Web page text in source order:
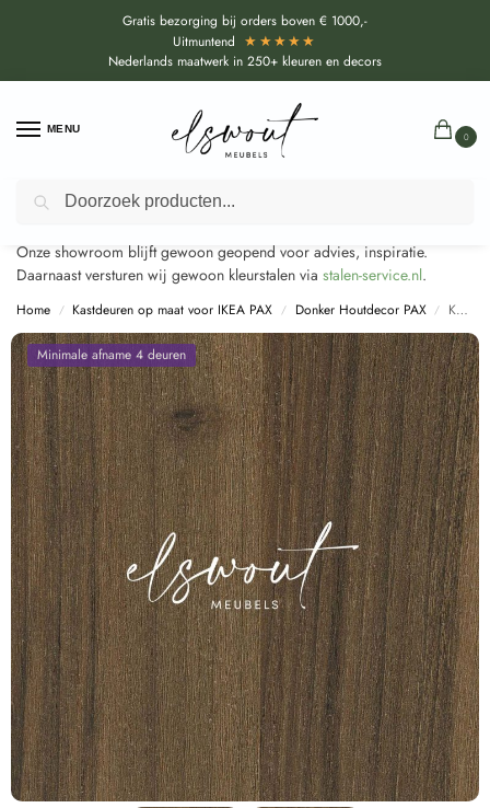
Gratis bezorging bij orders boven € 1000,-
Uitmuntend ★★★★★
Nederlands maatwerk in 250+ kleuren en decors
MENU
0
Door de bouwvakperiode geldt voor alle collecties momenteel een
EXTRA levertijd van circa 3-4 weken bovenop de reguliere levertijd.
Onze showroom blijft gewoon geopend voor advies, inspiratie.
Daarnaast versturen wij gewoon kleurstalen via stalen-service.nl.
Home / Kastdeuren op maat voor IKEA PAX / Donker Houtdecor PAX / Kastdeuren op maat Altamira Walnoot Donker (R30013 NW) voor IKEA PAX
Minimale afname 4 deuren